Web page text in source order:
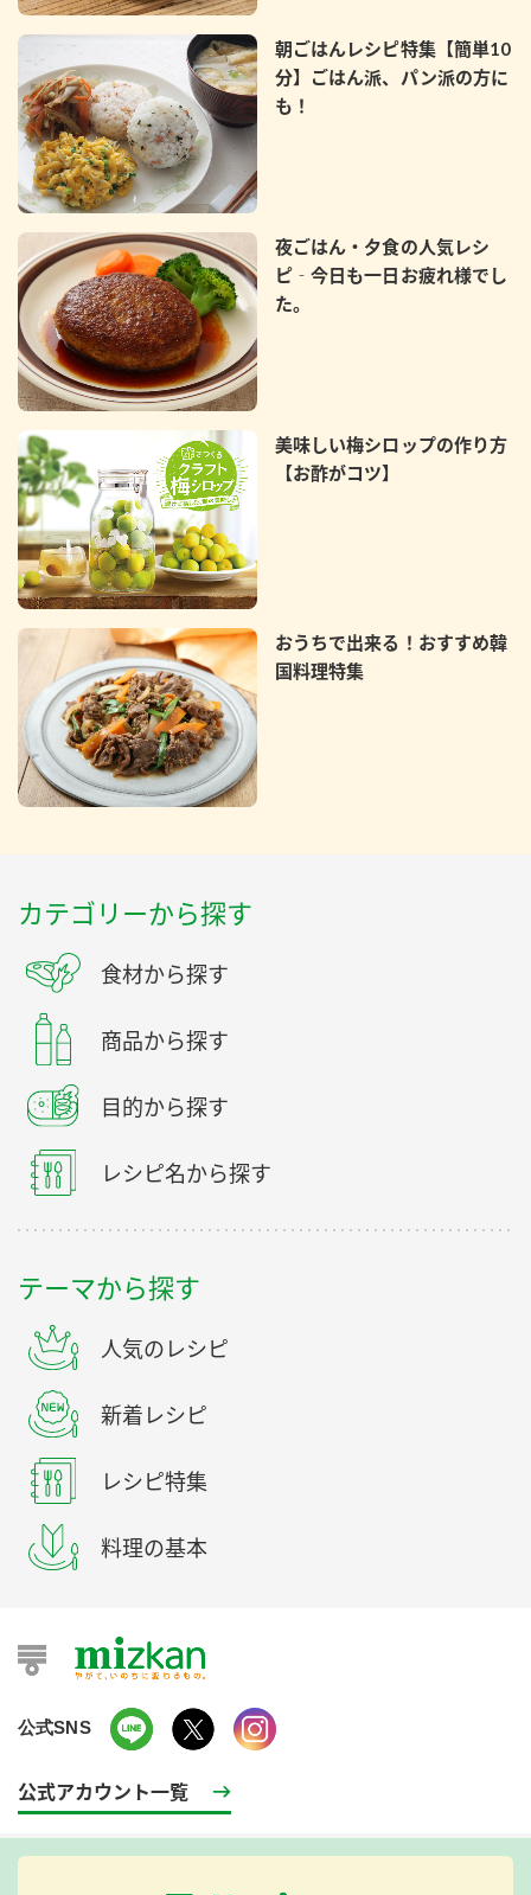
朝ごはんレシピ特集【簡単10
分】ごはん派、パン派の方に
も！
夜ごはん・夕食の人気レシ
ピ‐今日も一日お疲れ様でし
た。
美味しい梅シロップの作り方
【お酢がコツ】
おうちで出来る！おすすめ韓
国料理特集
カテゴリーから探す
食材から探す
商品から探す
目的から探す
レシピ名から探す
テーマから探す
人気のレシピ
新着レシピ
レシピ特集
料理の基本
公式SNS
公式アカウント一覧